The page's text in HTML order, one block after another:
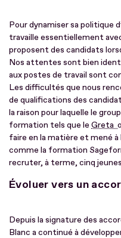
Pour dynamiser sa politique
travaille essentiellement
proposent des candidats
Nos attentes sont bien
aux postes de travail sont
Les difficultés que nous
de qualifications des
la raison pour laquelle le
formation tels que le Greta
faire en la matière et mené
comme la formation
recruter, à terme, cinq
Évoluer vers un
Depuis la signature des
Blanc a continué à